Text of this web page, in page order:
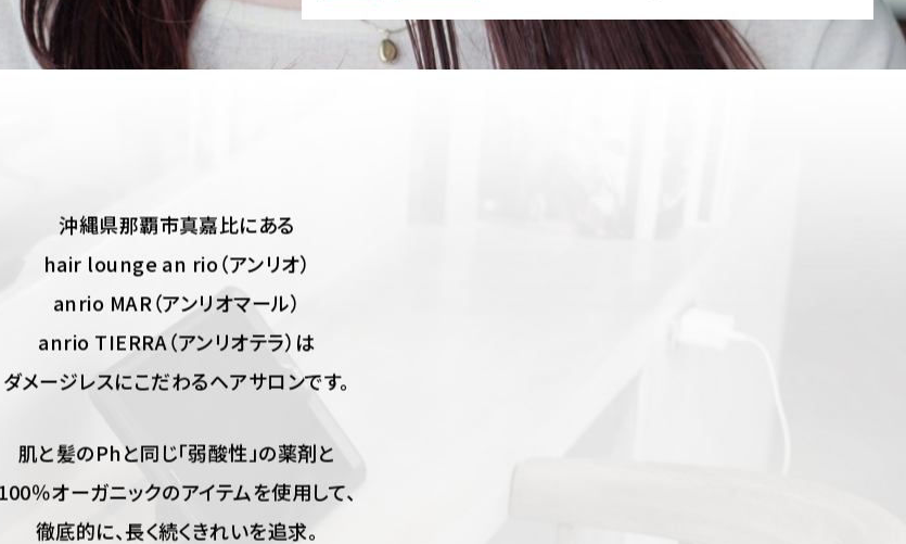
ゆこブログ 2026.08.08
沖縄県那覇市真嘉比にある
hair lounge an rio（アンリオ）
anrio MAR（アンリオマール）
anrio TIERRA（アンリオテラ）は
肌と髪のPhと同じ「弱酸性」の薬剤と
100％オーガニックのアイテムを使用して、
098-917-5366
【anrio TIERRA】営業時間 9:00～17:00（日月除く）